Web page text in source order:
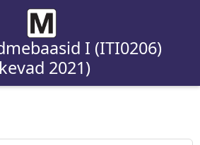
I (ITI0206)
2021)